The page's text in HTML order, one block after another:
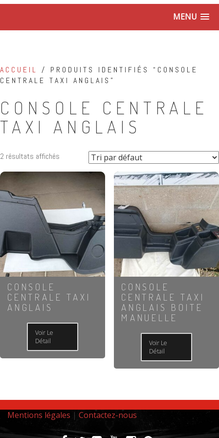
MENU
ACCUEIL / PRODUITS IDENTIFIÉS “CONSOLE
CENTRALE TAXI ANGLAIS”
CONSOLE CENTRALE
TAXI ANGLAIS
2 résultats affichés
CONSOLE
CENTRALE TAXI
ANGLAIS
Voir Le
Détail
CONSOLE
CENTRALE TAXI
ANGLAIS BOITE
MANUELLE
Voir Le
Détail
Mentions légales | Contactez-nous